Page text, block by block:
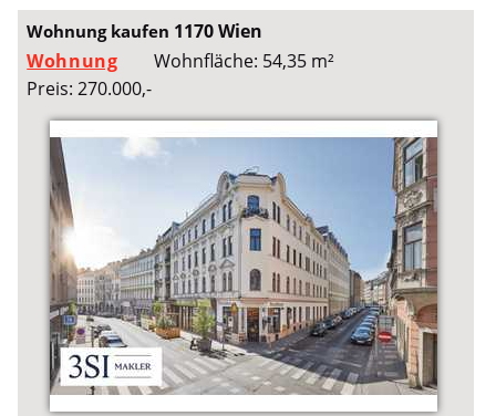
Wohnung kaufen 1170 Wien
Wohnung
Wohnfläche: 54,35 m²
Preis: 270.000,-